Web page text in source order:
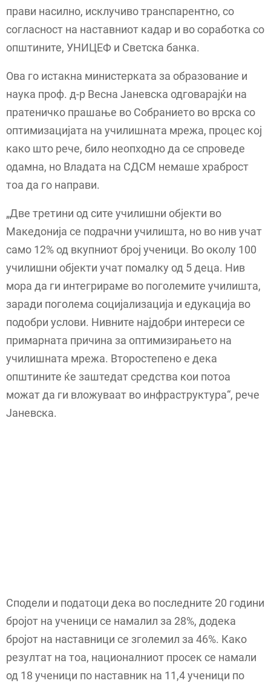
прави насилно, исклучиво транспарентно, со
согласност на наставниот кадар и во соработка со
општините, УНИЦЕФ и Светска банка.
Ова го истакна министерката за образование и
наука проф. д-р Весна Јаневска одговарајќи на
пратеничко прашање во Собранието во врска со
оптимизацијата на училишната мрежа, процес кој
како што рече, било неопходно да се спроведе
одамна, но Владата на СДСМ немаше храброст
тоа да го направи.
„Две третини од сите училишни објекти во
Македонија се подрачни училишта, но во нив учат
само 12% од вкупниот број ученици. Во околу 100
училишни објекти учат помалку од 5 деца. Нив
мора да ги интегрираме во поголемите училишта,
заради поголема социјализација и едукација во
подобри услови. Нивните најдобри интереси се
примарната причина за оптимизирањето на
училишната мрежа. Второстепено е дека
општините ќе заштедат средства кои потоа
можат да ги вложуваат во инфраструктура“, рече
Јаневска.
Сподели и податоци дека во последните 20 години
бројот на ученици се намалил за 28%, додека
бројот на наставници се зголемил за 46%. Како
резултат на тоа, националниот просек се намали
од 18 ученици по наставник на 11,4 ученици по